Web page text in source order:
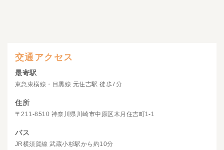
交通アクセス
最寄駅
東急東横線・目黒線 元住吉駅 徒歩7分
住所
〒211-8510 神奈川県川崎市中原区木月住吉町1-1
バス
JR横須賀線 武蔵小杉駅から約10分